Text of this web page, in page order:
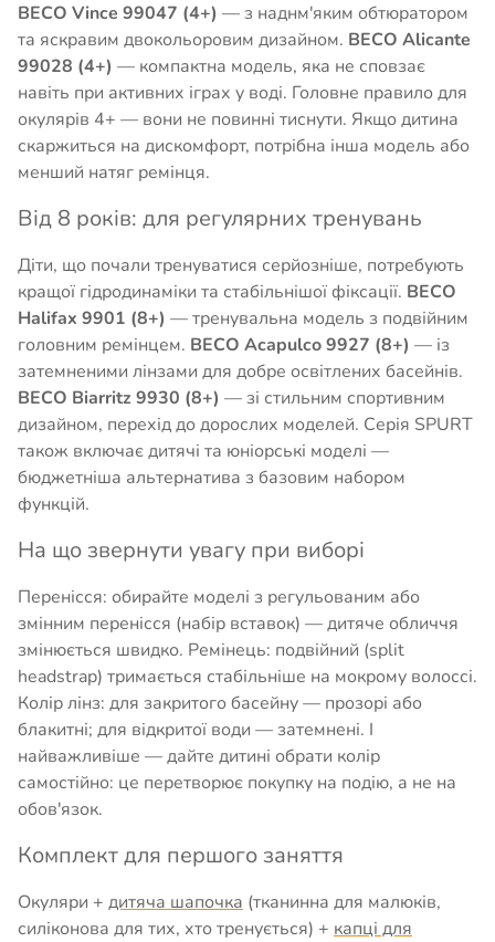
BECO Vince 99047 (4+) — з наднм'яким обтюратором
та яскравим двокольоровим дизайном. BECO Alicante
99028 (4+) — компактна модель, яка не сповзає
навіть при активних іграх у воді. Головне правило для
окулярів 4+ — вони не повинні тиснути. Якщо дитина
скаржиться на дискомфорт, потрібна інша модель або
менший натяг ремінця.
Від 8 років: для регулярних тренувань
Діти, що почали тренуватися серйозніше, потребують
кращої гідродинаміки та стабільнішої фіксації. BECO
Halifax 9901 (8+) — тренувальна модель з подвійним
головним ремінцем. BECO Acapulco 9927 (8+) — із
затемненими лінзами для добре освітлених басейнів.
BECO Biarritz 9930 (8+) — зі стильним спортивним
дизайном, перехід до дорослих моделей. Серія SPURT
також включає дитячі та юніорські моделі —
бюджетніша альтернатива з базовим набором
функцій.
На що звернути увагу при виборі
Перенісся: обирайте моделі з регульованим або
змінним перенісся (набір вставок) — дитяче обличчя
змінюється швидко. Ремінець: подвійний (split
headstrap) тримається стабільніше на мокрому волоссі.
Колір лінз: для закритого басейну — прозорі або
блакитні; для відкритої води — затемнені. І
найважливіше — дайте дитині обрати колір
самостійно: це перетворює покупку на подію, а не на
обов'язок.
Комплект для першого заняття
Окуляри + дитяча шапочка (тканинна для малюків,
силіконова для тих, хто тренується) + капці для